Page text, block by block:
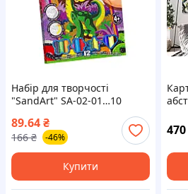
Набір для творчості
"SandArt" SA-02-01…10
89.64₴
166 ₴ -46%
Купити
470